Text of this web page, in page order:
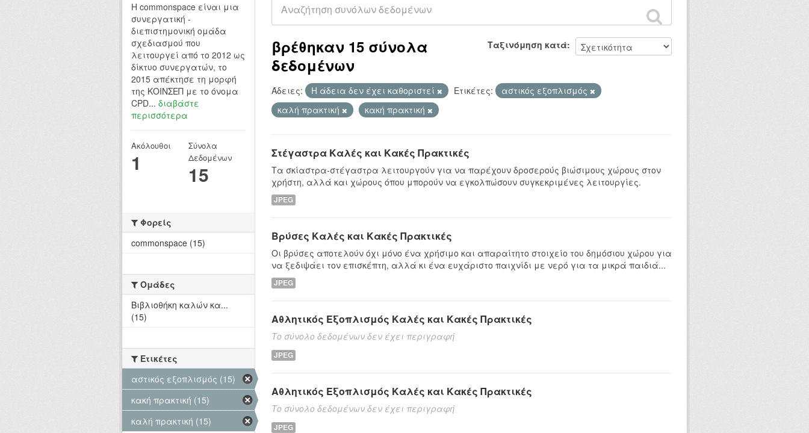
Ταξινόμηση κατά
βρέθηκαν 15 σύνολα
δεδομένων
Άδειες: Η άδεια δεν έχει καθοριστεί Ετικέτες:
αστικός εξοπλισμός
καλή πρακτική
κακή πρακτική
Στέγαστρα Καλές και Κακές Πρακτικές
Τα σκίαστρα-στέγαστρα λειτουργούν για να παρέχουν δροσερούς βιώσιμους χώρους στον
χρήστη, αλλά και χώρους όπου μπορούν να εγκολπώσουν συγκεκριμένες λειτουργίες.
JPEG
Βρύσες Καλές και Κακές Πρακτικές
Οι βρύσες αποτελούν όχι μόνο ένα χρήσιμο και απαραίτητο στοιχείο του δημόσιου χώρου για
να ξεδιψάει τον επισκέπτη, αλλά κι ένα ευχάριστο παιχνίδι με νερό για τα μικρά παιδιά...
JPEG
Αθλητικός Εξοπλισμός Καλές και Κακές Πρακτικές
Το σύνολο δεδομένων δεν έχει περιγραφή
JPEG
Αθλητικός Εξοπλισμός Καλές και Κακές Πρακτικές
Το σύνολο δεδομένων δεν έχει περιγραφή
JPEG
H commonspace είναι μια
συνεργατική -
διεπιστημονική ομάδα
σχεδιασμού που
λειτουργεί από το 2012 ως
δίκτυο συνεργατών, το
2015 απέκτησε τη μορφή
της ΚΟΙΝΣΕΠ με το όνομα
CPD... διαβάστε
περισσότερα
Ακόλουθοι
1
Σύνολα
Δεδομένων
15
Φορείς
commonspace (15)
Ομάδες
Βιβλιοθήκη καλών κα...
(15)
Ετικέτες
αστικός εξοπλισμός (15)
κακή πρακτική (15)
καλή πρακτική (15)